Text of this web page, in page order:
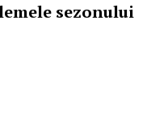
sezonului